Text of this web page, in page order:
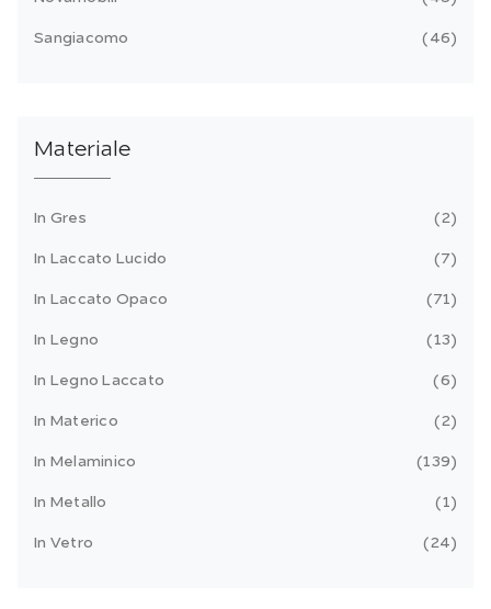
Sangiacomo 46
Materiale
In Gres 2
In Laccato Lucido 7
In Laccato Opaco 71
In Legno 13
In Legno Laccato 6
In Materico 2
In Melaminico 139
In Metallo 1
In Vetro 24